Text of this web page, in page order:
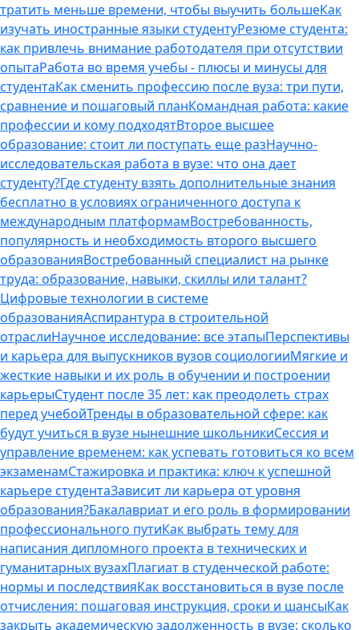
тратить меньше времени, чтобы выучить большеКак
изучать иностранные языки студентуРезюме студента:
как привлечь внимание работодателя при отсутствии
опытаРабота во время учебы - плюсы и минусы для
студентаКак сменить профессию после вуза: три пути,
сравнение и пошаговый планКомандная работа: какие
профессии и кому подходятВторое высшее
образование: стоит ли поступать еще разНаучно-
исследовательская работа в вузе: что она дает
студенту?Где студенту взять дополнительные знания
бесплатно в условиях ограниченного доступа к
международным платформамВостребованность,
популярность и необходимость второго высшего
образованияВостребованный специалист на рынке
труда: образование, навыки, скиллы или талант?
Цифровые технологии в системе
образованияАспирантура в строительной
отраслиНаучное исследование: все этапыПерспективы
и карьера для выпускников вузов социологииМягкие и
жесткие навыки и их роль в обучении и построении
карьерыСтудент после 35 лет: как преодолеть страх
перед учебойТренды в образовательной сфере: как
будут учиться в вузе нынешние школьникиСессия и
управление временем: как успевать готовиться ко всем
экзаменамСтажировка и практика: ключ к успешной
карьере студентаЗависит ли карьера от уровня
образования?Бакалавриат и его роль в формировании
профессионального путиКак выбрать тему для
написания дипломного проекта в технических и
гуманитарных вузахПлагиат в студенческой работе:
нормы и последствияКак восстановиться в вузе после
отчисления: пошаговая инструкция, сроки и шансыКак
закрыть академическую задолженность в вузе: сколько